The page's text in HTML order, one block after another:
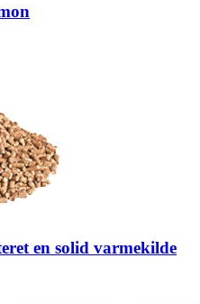
en solid varmekilde